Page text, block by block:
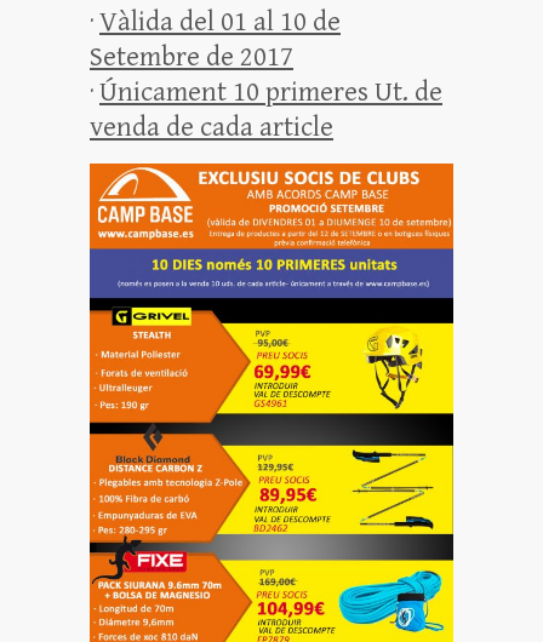
·Vàlida del 01 al 10 de
Setembre de 2017
·Únicament 10 primeres Ut. de
venda de cada article